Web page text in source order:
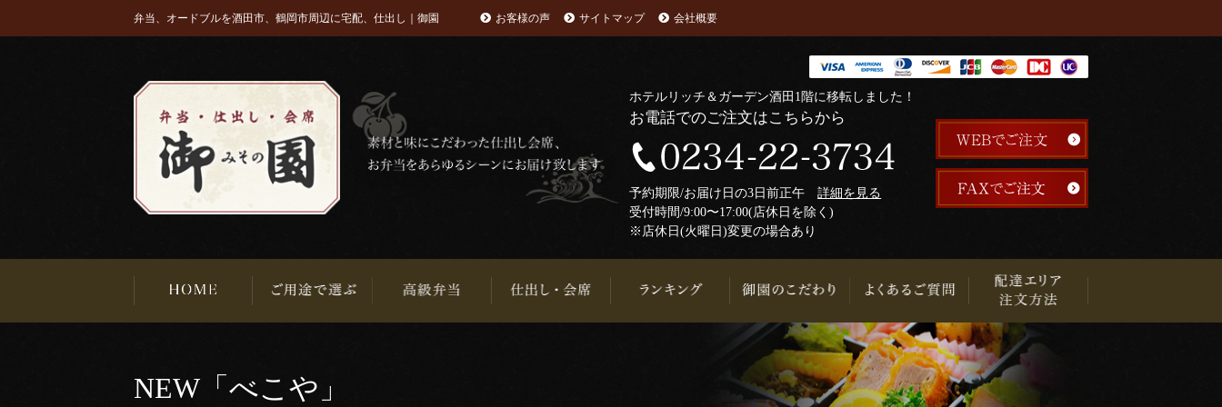
弁当、オードブルを酒田市、鶴岡市周辺に宅配、仕出し｜御園 お客様の声 サイトマップ 会社概要
ホテルリッチ＆ガーデン酒田1階に移転しました！
お電話でのご注文はこちらから
予約期限/お届け日の3日前正午詳細を見る
受付時間/9:00〜17:00(店休日を除く)
※店休日(火曜日)変更の場合あり
NEW「べこや」